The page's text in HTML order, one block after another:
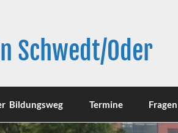
Schwedt/Oder
Bildungsweg Termine